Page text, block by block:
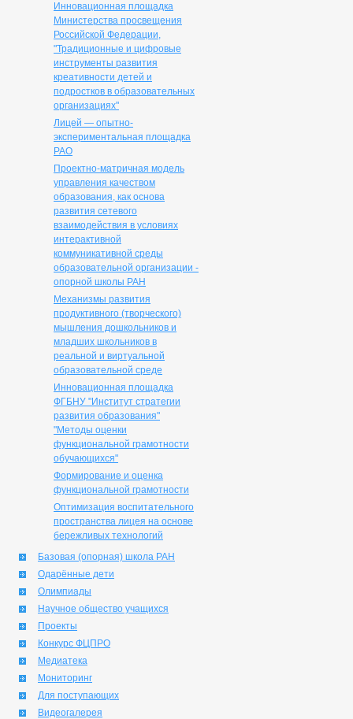
Инновационная площадка
Министерства просвещения
Российской Федерации,
"Традиционные и цифровые
инструменты развития
креативности детей и
подростков в образовательных
организациях"
Лицей — опытно-
экспериментальная площадка
РАО
Проектно-матричная модель
управления качеством
образования, как основа
развития сетевого
взаимодействия в условиях
интерактивной
коммуникативной среды
образовательной организации -
опорной школы РАН
Механизмы развития
продуктивного (творческого)
мышления дошкольников и
младших школьников в
реальной и виртуальной
образовательной среде
Инновационная площадка
ФГБНУ "Институт стратегии
развития образования"
"Методы оценки
функциональной грамотности
обучающихся"
Формирование и оценка
функциональной грамотности
Оптимизация воспитательного
пространства лицея на основе
бережливых технологий
Базовая (опорная) школа РАН
Одарённые дети
Олимпиады
Научное общество учащихся
Проекты
Конкурс ФЦПРО
Медиатека
Мониторинг
Для поступающих
Видеогалерея